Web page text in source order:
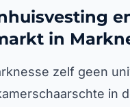
in
zelf geen
in